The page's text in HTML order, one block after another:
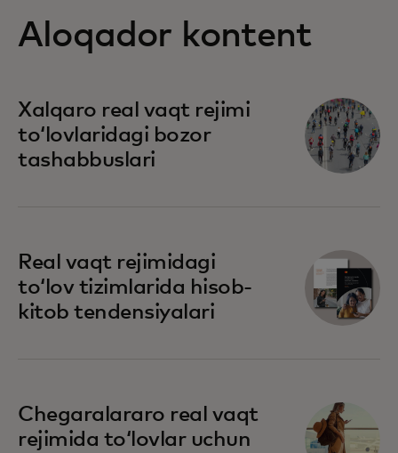
Aloqador kontent
Xalqaro real vaqt rejimi
toʻlovlaridagi bozor
tashabbuslari
Real vaqt rejimidagi
toʻlov tizimlarida hisob-
kitob tendensiyalari
Chegaralararo real vaqt
rejimida toʻlovlar uchun